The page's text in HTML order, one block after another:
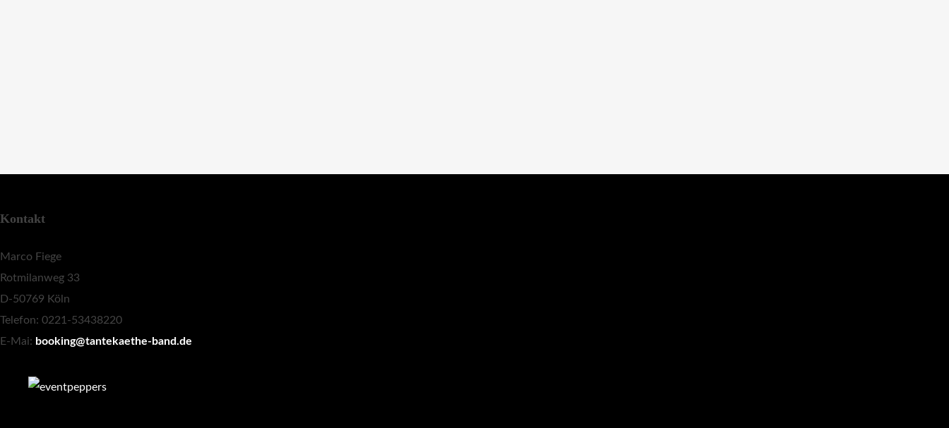
Kontakt
Marco Fiege
Rotmilanweg 33
D-50769 Köln
Telefon: 0221-53438220
E-Mai: booking@tantekaethe-band.de